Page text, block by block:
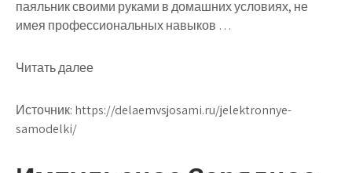
паяльник своими руками в домашних условиях, не
имея профессиональных навыков …
Читать далее
Источник: https://delaemvsjosami.ru/jelektronnye-
samodelki/